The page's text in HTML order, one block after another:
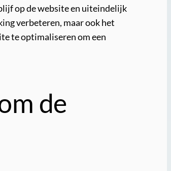
op de website en uiteindelijk
verbeteren, maar ook het
te optimaliseren om een
de